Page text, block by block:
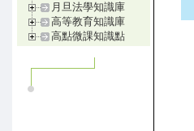
月旦法學知識庫
高等教育知識庫
高點微課知識點